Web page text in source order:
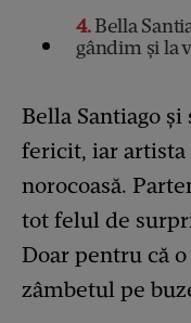
4Bella
gândim și la
Bella Santiago
fericit, iar artista
norocoasă.
tot felul de
Doar pentru că
zâmbetul pe